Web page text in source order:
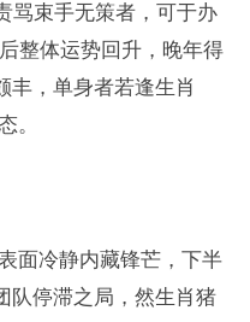
骂束手无策者，可于办
整体运势回升，晚年得
丰，单身者若逢生肖
。
面冷静内藏锋芒，下半
队停滞之局，然生肖猪